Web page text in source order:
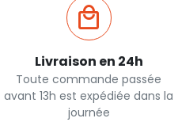
Livraison en 24h
Toute commande passée
avant 13h est expédiée dans la
journée